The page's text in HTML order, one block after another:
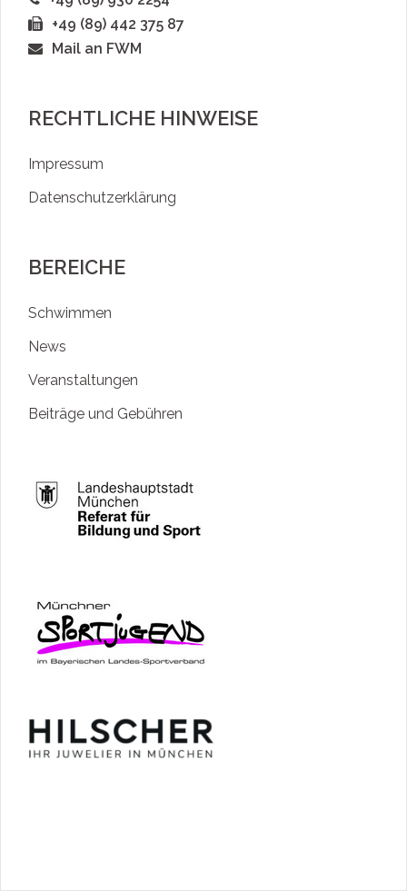
+49 (89) 442 375 87
Mail an FWM
RECHTLICHE HINWEISE
Impressum
Datenschutzerklärung
BEREICHE
Schwimmen
News
Veranstaltungen
Beiträge und Gebühren